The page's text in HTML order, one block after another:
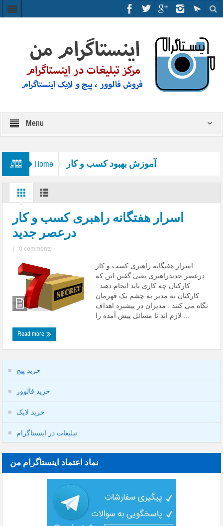
Menu
Home آموزش بهبود کسب و کار
اسرار هفتگانه راهبری کسب و کار
درعصر جدید
0 comments
اسرار هفتگانه راهبری کسب و کار
درعصر جدیدراهبری یعنی گفتن این که
کارکنان چه کاری باید انجام دهند .
کارکنان به مدیر به چشم یک قهرمان
نگاه می کنند . مدیران در پیشبرد اهداف
Read more
خرید پیج
خرید فالوور
خرید لایک
تبلیغات در اینستاگرام
نماد اعتماد اینستاگرام من